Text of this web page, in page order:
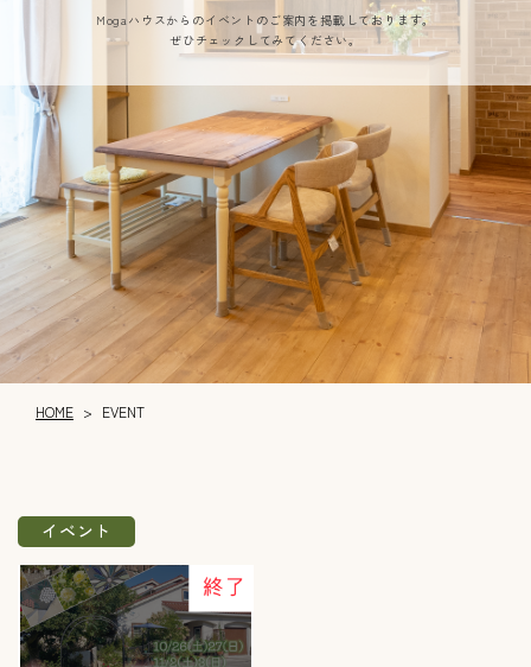
Mogaハウスからのイベントのご案内を掲載しております。
ぜひチェックしてみてください。​​​​​​​
HOME > EVENT
イベント